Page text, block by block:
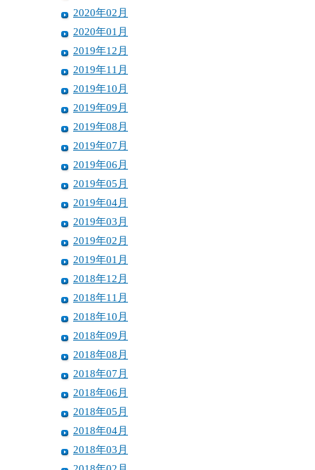
2020年02月
2020年01月
2019年12月
2019年11月
2019年10月
2019年09月
2019年08月
2019年07月
2019年06月
2019年05月
2019年04月
2019年03月
2019年02月
2019年01月
2018年12月
2018年11月
2018年10月
2018年09月
2018年08月
2018年07月
2018年06月
2018年05月
2018年04月
2018年03月